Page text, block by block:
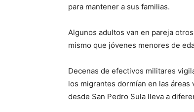
para mantener a sus familias.
Algunos adultos van en pareja
mismo que jóvenes menores de
Decenas de efectivos militares
los migrantes dormían en las
desde San Pedro Sula lleva a